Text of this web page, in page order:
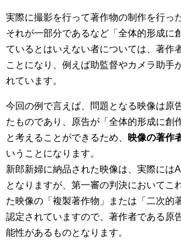
実際に撮影を行って著作物の制作を行っ
それが一部分であるなど「全体的形成に
ているとはいえない者については、著作
ことになり、例えば助監督やカメラ助手
れています。
今回の例で言えば、問題となる映像は原
たものであり、原告が「全体的形成に創
と考えることができるため、
映像の著作
いうことになります。
新郎新婦に納品された映像は、実際には
となりますが、第一審の判決においてこ
た映像の「複製著作物」または「二次的
認定されていますので、著作者である原
能性があるものとなります。